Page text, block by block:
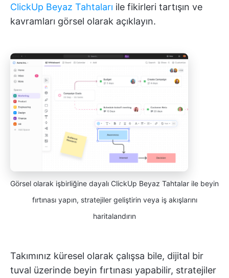
ClickUp Beyaz Tahtaları ile fikirleri tartışın ve
kavramları görsel olarak açıklayın.
Görsel olarak işbirliğine dayalı ClickUp Beyaz Tahtalar ile beyin
fırtınası yapın, stratejiler geliştirin veya iş akışlarını
haritalandırın
Takımınız küresel olarak çalışsa bile, dijital bir
tuval üzerinde beyin fırtınası yapabilir, stratejiler